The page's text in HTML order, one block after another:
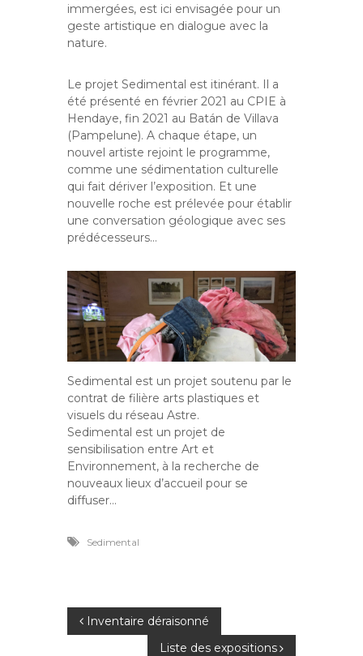
immergées, est ici envisagée pour un
geste artistique en dialogue avec la
nature.
Le projet Sedimental est itinérant. Il a
été présenté en février 2021 au CPIE à
Hendaye, fin 2021 au Batán de Villava
(Pampelune). A chaque étape, un
nouvel artiste rejoint le programme,
comme une sédimentation culturelle
qui fait dériver l’exposition. Et une
nouvelle roche est prélevée pour établir
une conversation géologique avec ses
prédécesseurs…
Sedimental est un projet soutenu par le
contrat de filière arts plastiques et
visuels du réseau Astre.
Sedimental est un projet de
sensibilisation entre Art et
Environnement, à la recherche de
nouveaux lieux d’accueil pour se
diffuser…
Sedimental
N Inventaire déraisonné
Liste des expositions